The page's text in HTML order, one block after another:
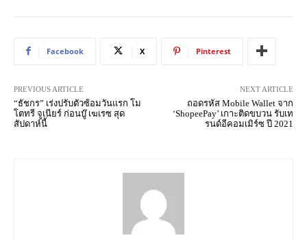
Facebook X Pinterest
PREVIOUS ARTICLE
“ธัชกร” เร่งปรับตัวซ้อมวันแรก โม
โตทรี จูเนียร์ ก่อนบู๊ เฆเรซ สุด
สัปดาห์นี้
NEXT ARTICLE
ถอดรหัส Mobile Wallet จาก
‘ShopeePay’ เกาะติดขบวน รับเท
รนด์อีคอมเมิร์ซ ปี 2021